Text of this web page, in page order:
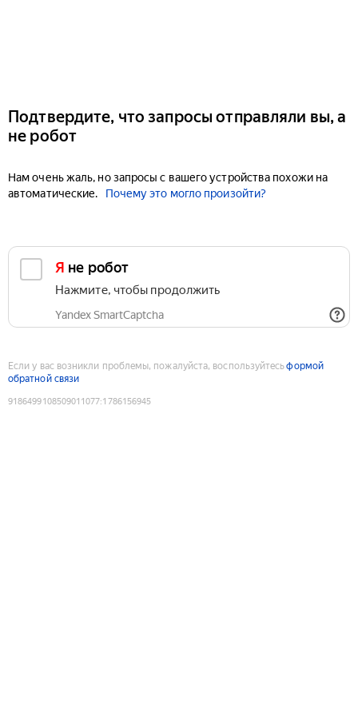
Подтвердите, что запросы отправляли вы, а
не робот
Нам очень жаль, но запросы с вашего устройства похожи на
автоматические.
Почему это могло произойти?
Я не робот
Нажмите, чтобы продолжить
Yandex SmartCaptcha
Если у вас возникли проблемы, пожалуйста, воспользуйтесьформой
обратной связи
9186499108509011077:1786156945